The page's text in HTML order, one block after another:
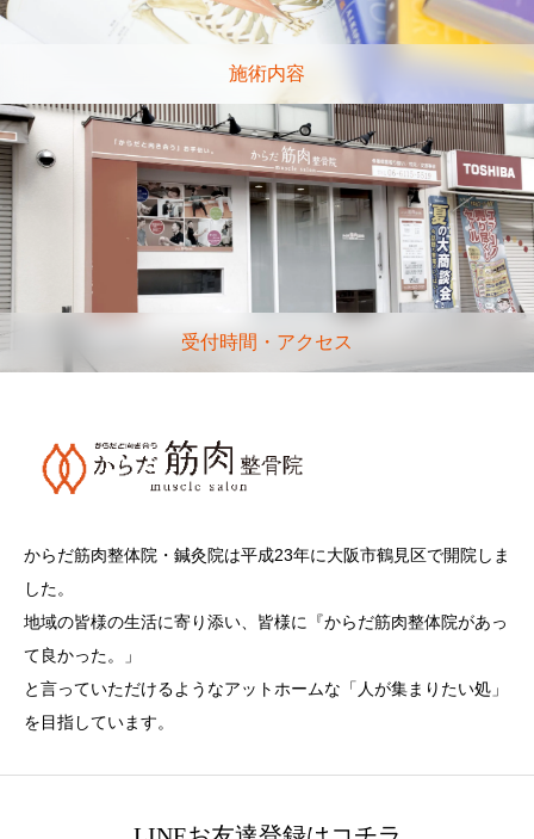
施術内容
受付時間・アクセス
からだ筋肉整体院・鍼灸院は平成23年に大阪市鶴見区で開院しま
した。
地域の皆様の生活に寄り添い、皆様に『からだ筋肉整体院があっ
て良かった。」
と言っていただけるようなアットホームな「人が集まりたい処」
を目指しています。